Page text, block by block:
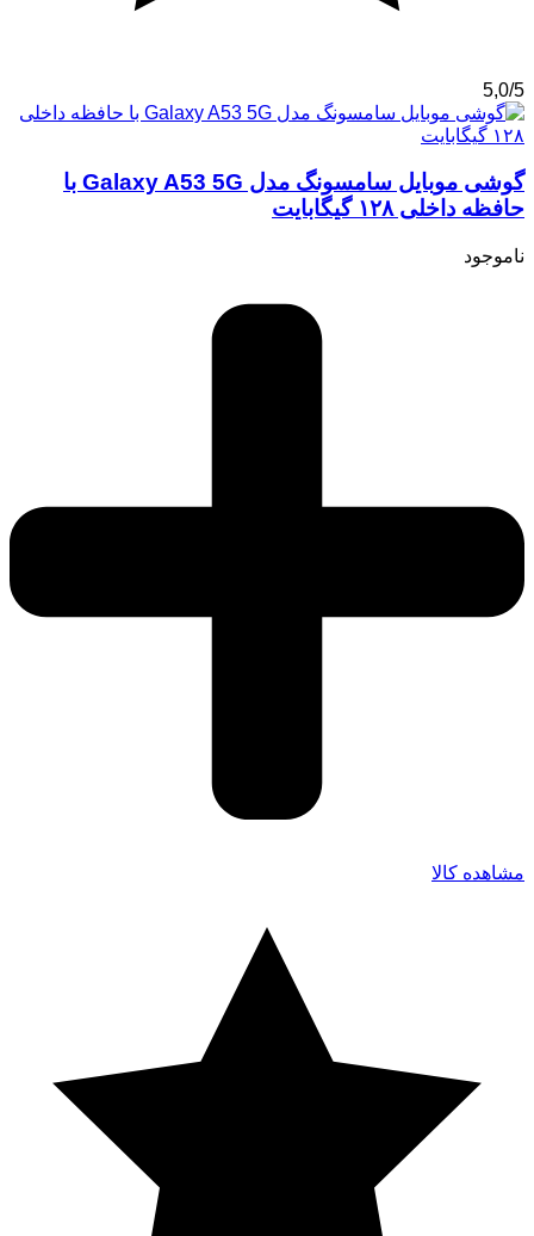
5,0/5
گوشی موبایل سامسونگ مدل Galaxy A53 5G با
حافظه داخلی ۱۲۸ گیگابایت
ناموجود
مشاهده کالا